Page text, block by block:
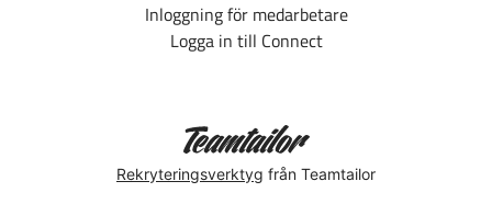
Inloggning för medarbetare
Logga in till Connect
Rekryteringsverktyg från Teamtailor